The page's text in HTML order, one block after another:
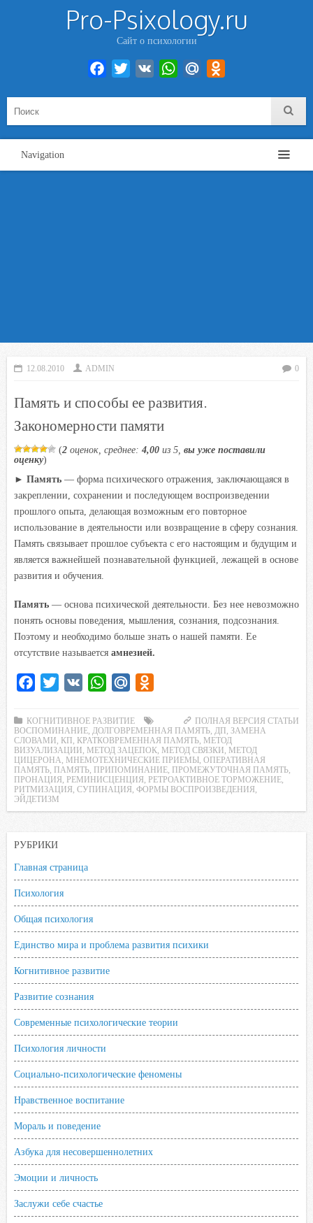
Pro-Psixology.ru
Сайт о психологии
Facebook
Twitter VK WhatsAppMail.Ru
Navigation
12.08.2010 ADMIN 0
Память и способы ее развития.
Закономерности памяти
(2 оценок, среднее: 4,00 из 5, вы уже поставили
оценку)
► Память — форма психического отражения, заключающаяся в
закреплении, сохранении и последующем воспроизведении
прошлого опыта, делающая возможным его повторное
использование в деятельности или возвращение в сферу сознания.
Память связывает прошлое субъекта с его настоящим и будущим и
является важнейшей познавательной функцией, лежащей в основе
развития и обучения.
Память — основа психической деятельности. Без нее невозможно
понять основы поведения, мышления, сознания, подсознания.
Поэтому и необходимо больше знать о нашей памяти. Ее
отсутствие называется амнезией.
c
e
b
o
o
k
i
t
t
e
r
W
a
t
s
A
p
p
i
l
.
R
u
o
k
l
a
s
k
ПОЛНАЯ ВЕРСИЯ СТАТЬИ
КОГНИТИВНОЕ РАЗВИТИЕ
ВОСПОМИНАНИЕ ДОЛГОВРЕМЕННАЯ ПАМЯТЬ ДП ЗАМЕНА
СЛОВАМИ
КП КРАТКОВРЕМЕННАЯ ПАМЯТЬ
МЕТОД
ВИЗУАЛИЗАЦИИ
МЕТОД ЗАЦЕПОК МЕТОД СВЯЗКИ
МЕТОД
ЦИЦЕРОНА
МНЕМОТЕХНИЧЕСКИЕ ПРИЕМЫ ОПЕРАТИВНАЯ
ПАМЯТЬ
ПАМЯТЬ ПРИПОМИНАНИЕ ПРОМЕЖУТОЧНАЯ ПАМЯТЬ
ПРОНАЦИЯ
РЕМИНИСЦЕНЦИЯ РЕТРОАКТИВНОЕ ТОРМОЖЕНИЕ
РИТМИЗАЦИЯ
СУПИНАЦИЯ ФОРМЫ ВОСПРОИЗВЕДЕНИЯ
ЭЙДЕТИЗМ
РУБРИКИ
Главная страница
Психология
Общая психология
Единство мира и проблема развития психики
Когнитивное развитие
Развитие сознания
Современные психологические теории
Психология личности
Социально-психологические феномены
Нравственное воспитание
Мораль и поведение
Азбука для несовершеннолетних
Эмоции и личность
Заслужи себе счастье